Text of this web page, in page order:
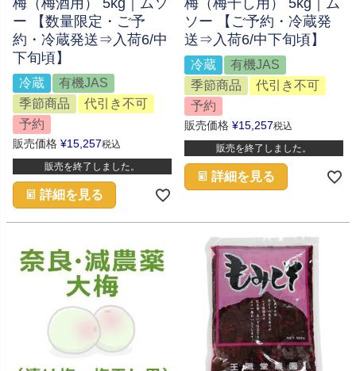
ー 【数量限定・ご予
約・冷蔵発送⇒入荷6/中
下旬頃】
冷蔵
有機JAS
季節商品
代引き不可
予約
販売価格 ¥15,257税込
販売を終了しました。
詳細を見る
ソー 【ご予約・冷蔵発
送⇒入荷6/中下旬頃】
冷蔵
有機JAS
季節商品
代引き不可
予約
販売価格 ¥15,257税込
販売を終了しました。
詳細を見る